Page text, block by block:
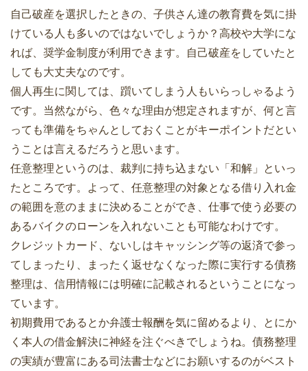
自己破産を選択したときの、子供さん達の教育費を気に掛
けている人も多いのではないでしょうか？高校や大学にな
れば、奨学金制度が利用できます。自己破産をしていたと
しても大丈夫なのです。
個人再生に関しては、躓いてしまう人もいらっしゃるよう
です。当然ながら、色々な理由が想定されますが、何と言
っても準備をちゃんとしておくことがキーポイントだとい
うことは言えるだろうと思います。
任意整理というのは、裁判に持ち込まない「和解」といっ
たところです。よって、任意整理の対象となる借り入れ金
の範囲を意のままに決めることができ、仕事で使う必要の
あるバイクのローンを入れないことも可能なわけです。
クレジットカード、ないしはキャッシング等の返済で参っ
てしまったり、まったく返せなくなった際に実行する債務
整理は、信用情報には明確に記載されるということになっ
ています。
初期費用であるとか弁護士報酬を気に留めるより、とにか
く本人の借金解決に神経を注ぐべきでしょうね。債務整理
の実績が豊富にある司法書士などにお願いするのがベスト